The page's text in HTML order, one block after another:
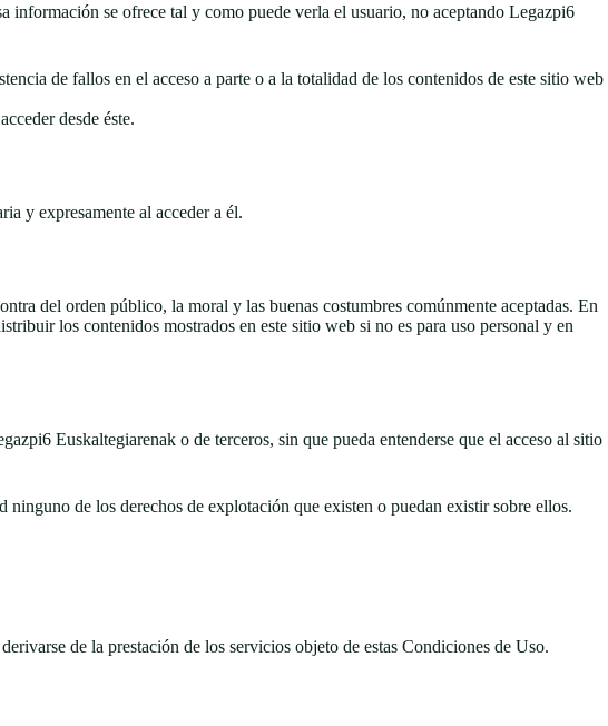
se ofrece tal y como puede verla el usuario, no aceptando Legazpi6
de fallos en el acceso a parte o a la totalidad de los contenidos de este sitio web
desde éste.
y expresamente al acceder a él.
del orden público, la moral y las buenas costumbres comúnmente aceptadas. En
los contenidos mostrados en este sitio web si no es para uso personal y en
Euskaltegiarenak o de terceros, sin que pueda entenderse que el acceso al sitio
de los derechos de explotación que existen o puedan existir sobre ellos.
de la prestación de los servicios objeto de estas Condiciones de Uso.